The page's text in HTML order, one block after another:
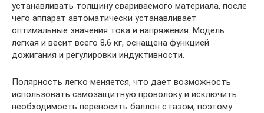
устанавливать толщину свариваемого материала, после
чего аппарат автоматически устанавливает
оптимальные значения тока и напряжения. Модель
легкая и весит всего 8,6 кг, оснащена функцией
дожигания и регулировки индуктивности.
Полярность легко меняется, что дает возможность
использовать самозащитную проволоку и исключить
необходимость переносить баллон с газом, поэтому